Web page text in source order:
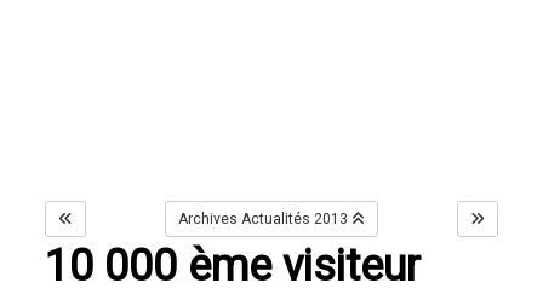
Archives Actualités 2013
10 000 ème visiteur